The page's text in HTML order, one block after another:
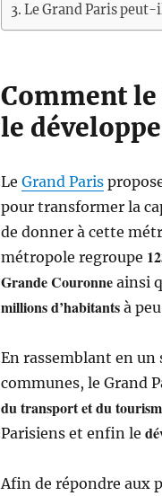
Le Grand Paris peut-
Comment
le
Le Grand Paris
pour transformer la
de donner à cette
métropole regroupe
Grande Couronneainsi
millions d’habitants à
En rassemblant en un
communes, le Grand
du transport et du
Parisiens et enfin le
Afin de répondre aux